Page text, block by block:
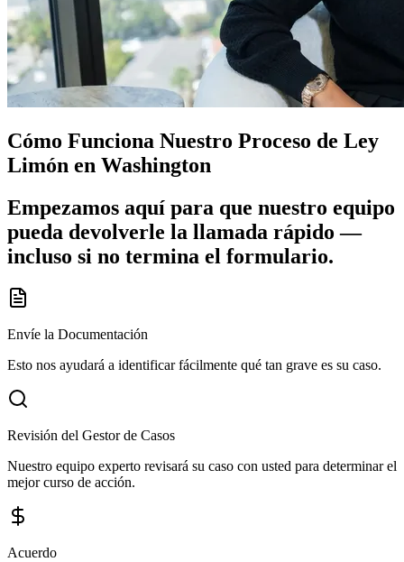
Cómo Funciona Nuestro Proceso de Ley
Limón en Washington
Empezamos aquí para que nuestro equipo
pueda devolverle la llamada rápido —
incluso si no termina el formulario.
Envíe la Documentación
Esto nos ayudará a identificar fácilmente qué tan grave es su caso.
Revisión del Gestor de Casos
Nuestro equipo experto revisará su caso con usted para determinar el
mejor curso de acción.
Acuerdo